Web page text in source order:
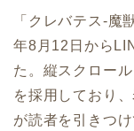
「クレバテス-魔
年8月12日から
た。縦スクロー
を採用しており
が読者を引きつけ